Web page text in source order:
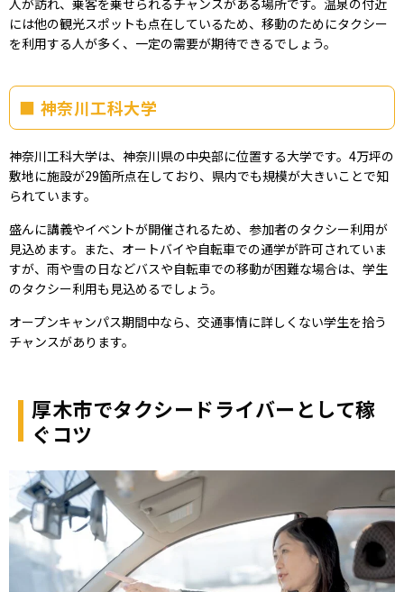
には他の観光スポットも点在しているため、移動のためにタクシー
を利用する人が多く、一定の需要が期待できるでしょう。
神奈川工科大学
神奈川工科大学は、神奈川県の中央部に位置する大学です。4万坪の
敷地に施設が29箇所点在しており、県内でも規模が大きいことで知
られています。
盛んに講義やイベントが開催されるため、参加者のタクシー利用が
見込めます。また、オートバイや自転車での通学が許可されていま
すが、雨や雪の日などバスや自転車での移動が困難な場合は、学生
のタクシー利用も見込めるでしょう。
オープンキャンパス期間中なら、交通事情に詳しくない学生を拾う
チャンスがあります。
厚木市でタクシードライバーとして稼
ぐコツ